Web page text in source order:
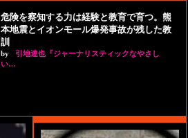
危険を察知する力は経験と教育で育つ。熊
本地震とイオンモール爆発事故が残した教
訓
by
引地達也『ジャーナリスティックなやさし
い…